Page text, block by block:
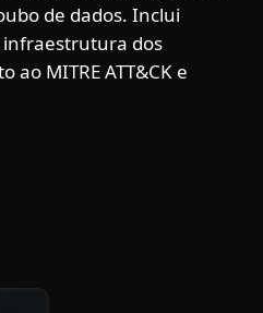
de dados. Inclui
dos
MITRE ATT&CK e